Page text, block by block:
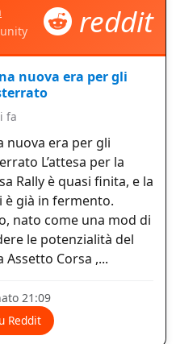
reddit
nuova era per gli
fa
nuova era per gli
L’attesa per la
Rally è quasi finita, e la
già in fermento.
nato come una mod di
le potenzialità del
Corsa ,...
21:09
Reddit